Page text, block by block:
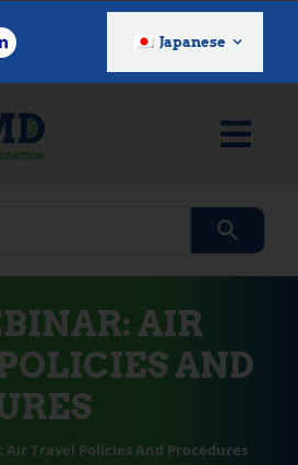
Japanese
AIR
AND
Air Travel Policies And Procedures